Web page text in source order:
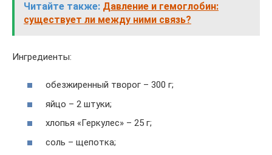
Читайте также: Давление и гемоглобин:
существует ли между ними связь?
Ингредиенты:
обезжиренный творог – 300 г;
яйцо – 2 штуки;
хлопья «Геркулес» – 25 г;
соль – щепотка;